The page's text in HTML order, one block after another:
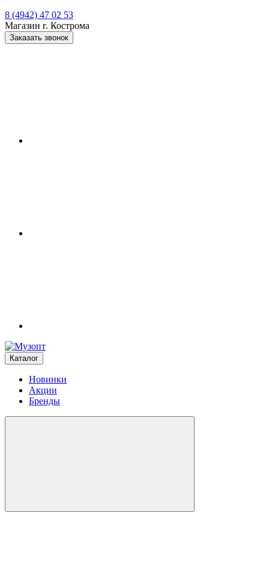
8 (4942) 47 02 53
Магазин г. Кострома
Заказать звонок
Каталог
Новинки
Акции
Бренды